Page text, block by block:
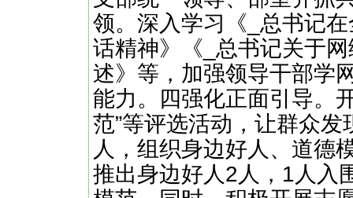
领。深入学习《_总书记
话精神》《_总书记关于
述》等，加强领导干部学
能力。四强化正面引导。
范”等评选活动，让群众
人，组织身边好人、道德
推出身边好人2人，1人入